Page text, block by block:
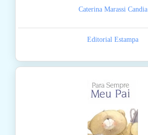
Caterina Marassi Candia
Editorial Estampa